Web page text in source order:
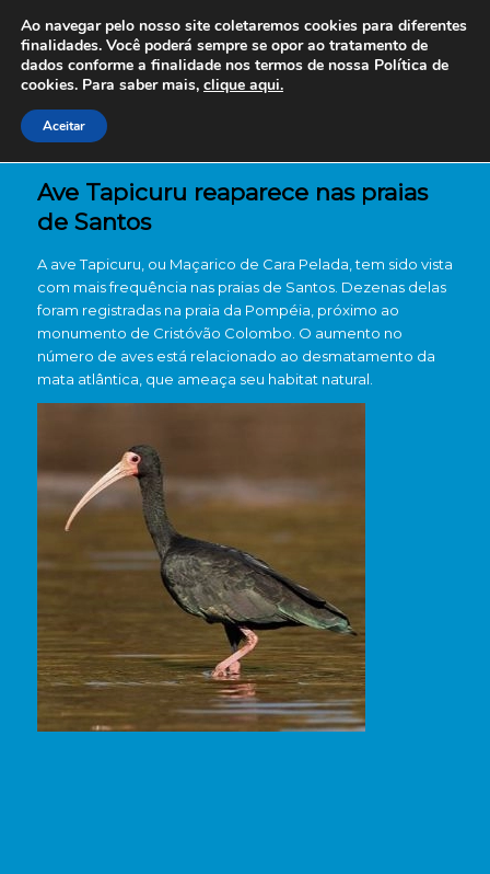
Ave Tapicuru reaparece nas praias
de Santos
A ave Tapicuru, ou Maçarico de Cara Pelada, tem sido vista
com mais frequência nas praias de Santos. Dezenas delas
foram registradas na praia da Pompéia, próximo ao
monumento de Cristóvão Colombo. O aumento no
número de aves está relacionado ao desmatamento da
mata atlântica, que ameaça seu habitat natural.
Ao navegar pelo nosso site coletaremos cookies para diferentes
finalidades. Você poderá sempre se opor ao tratamento de
dados conforme a finalidade nos termos de nossa Política de
cookies. Para saber mais, clique aqui.
Aceitar